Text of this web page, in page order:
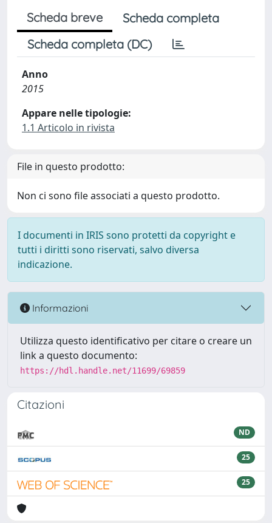
Scheda breve
Scheda completa
Scheda completa (DC)
Anno
2015
Appare nelle tipologie:
1.1 Articolo in rivista
File in questo prodotto:
Non ci sono file associati a questo prodotto.
I documenti in IRIS sono protetti da copyright e
tutti i diritti sono riservati, salvo diversa
indicazione.
Informazioni
Utilizza questo identificativo per citare o creare un
link a questo documento:
https://hdl.handle.net/11699/69859
Citazioni
ND
25
25